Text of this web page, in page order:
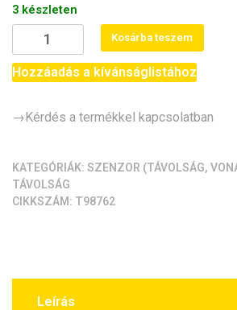
3.400Ft.2.700Ft.
3 készleten
SR04M/JSN-
SR04T
ultrahang
[4m/1cm]
mennyiség
Kosárba teszem
Hozzáadás a kívánságlistához
→Kérdés a termékkel kapcsolatban
KATEGÓRIÁK: SZENZOR (TÁVOLSÁG,
TÁVOLSÁG
CIKKSZÁM: T98762
Leírás